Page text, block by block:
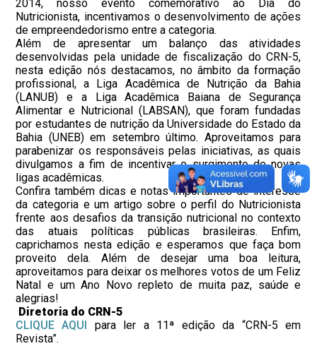
2014, nosso evento comemorativo ao Dia do
Nutricionista, incentivamos o desenvolvimento de ações
de empreendedorismo entre a categoria.
Além de apresentar um balanço das atividades
desenvolvidas pela unidade de fiscalização do CRN-5,
nesta edição nós destacamos, no âmbito da formação
profissional, a Liga Acadêmica de Nutrição da Bahia
(LANUB) e a Liga Acadêmica Baiana de Segurança
Alimentar e Nutricional (LABSAN), que foram fundadas
por estudantes de nutrição da Universidade do Estado da
Bahia (UNEB) em setembro último. Aproveitamos para
parabenizar os responsáveis pelas iniciativas, as quais
divulgamos a fim de incentivar o surgimento de novas
ligas acadêmicas.
Confira também dicas e notas importantes de interesse
da categoria e um artigo sobre o perfil do Nutricionista
frente aos desafios da transição nutricional no contexto
das atuais políticas públicas brasileiras. Enfim,
caprichamos nesta edição e esperamos que faça bom
proveito dela. Além de desejar uma boa leitura,
aproveitamos para deixar os melhores votos de um Feliz
Natal e um Ano Novo repleto de muita paz, saúde e
alegrias!
Diretoria do CRN-5
CLIQUE AQUI para ler a 11ª edição da “CRN-5 em
Revista”.